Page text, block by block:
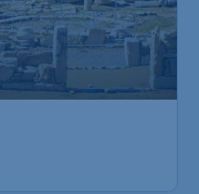
€
233*
ab